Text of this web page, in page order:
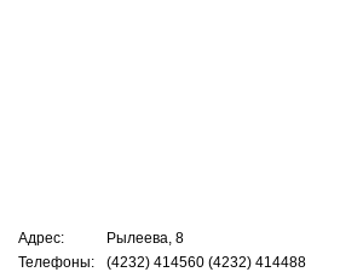
Адрес:
Рылеева, 8
Телефоны:
(4232) 414560 (4232) 414488